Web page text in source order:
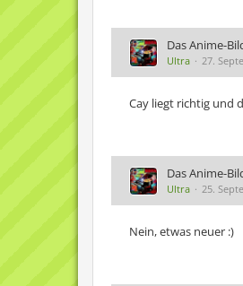
Das Anime-
Ultra 27.
Cay liegt richtig und
Das Anime-
Ultra 25.
Nein, etwas neuer :)